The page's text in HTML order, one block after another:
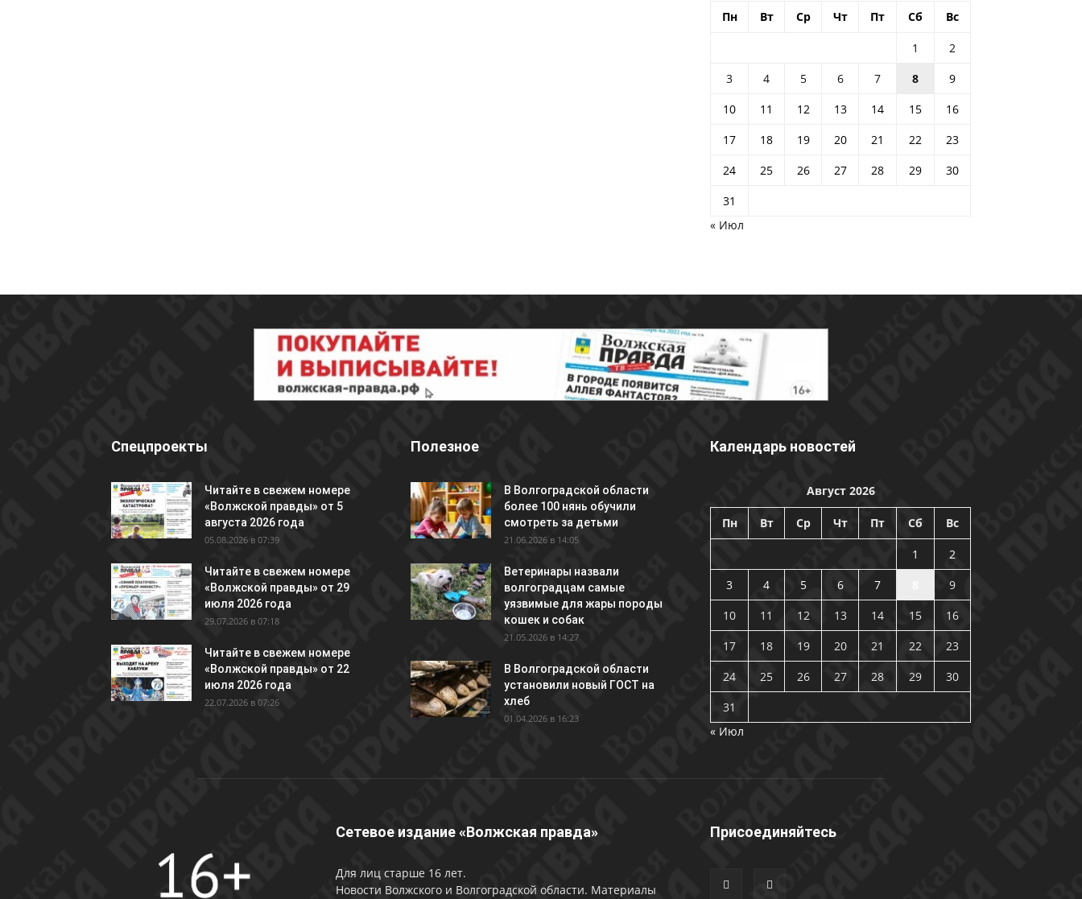
Пн Вт Ср Чт Пт Сб Вс
1
2
3
4 5 6 7 8
9
10
11 12 13 14 15
16
17
18 19 20 21 22
23
24
25 26 27 28 29
30
31
« Июл
Спецпроекты
Читайте в свежем номере
«Волжской правды» от 5
августа 2026 года
05.08.2026 в 07:39
Читайте в свежем номере
«Волжской правды» от 29
июля 2026 года
29.07.2026 в 07:18
Читайте в свежем номере
«Волжской правды» от 22
июля 2026 года
22.07.2026 в 07:26
Полезное
В Волгоградской области
более 100 нянь обучили
смотреть за детьми
21.06.2026 в 14:05
Ветеринары назвали
волгоградцам самые
уязвимые для жары породы
кошек и собак
21.05.2026 в 14:27
В Волгоградской области
установили новый ГОСТ на
хлеб
01.04.2026 в 16:23
Календарь новостей
Август 2026
Пн Вт Ср Чт Пт Сб Вс
1
2
3
4 5 6 7
9
10
11 12 13 14 15
16
17
18 19 20 21 22
23
24
25 26 27 28 29
30
31
« Июл
Сетевое издание «Волжская правда»
Для лиц старше 16 лет.
Новости Волжского и Волгоградской области. Материалы
Присоединяйтесь